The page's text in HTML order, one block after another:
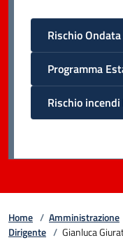
Rischio
Programma
Rischio
Home / Amministrazione
Dirigente / Gianluca